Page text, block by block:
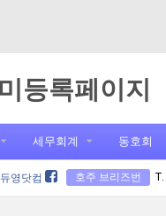
미등록페이지
세무회계 동호회
영닷컴 호주 브리즈번